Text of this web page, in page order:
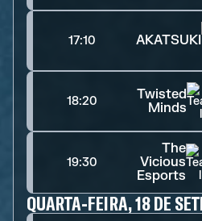
17:10 AKATSUKI
18:20
Twisted
Minds
19:30
The
Vicious
Esports
QUARTA-FEIRA, 18 DE